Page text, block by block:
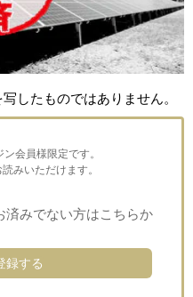
したものではありません。
会員様限定です。
みいただけます。
済みでない方はこちらか
録する